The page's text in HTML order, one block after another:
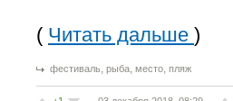
( Читать дальше )
фестиваль, рыба, место, пляж